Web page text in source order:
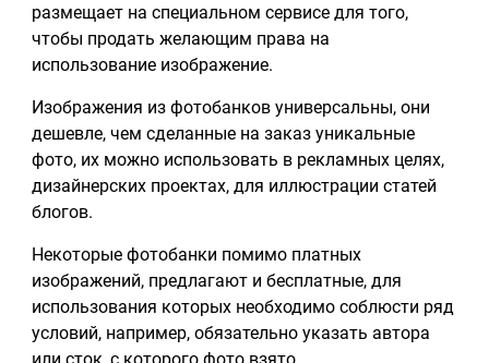
размещает на специальном сервисе для того,
чтобы продать желающим права на
использование изображение.
Изображения из фотобанков универсальны, они
дешевле, чем сделанные на заказ уникальные
фото, их можно использовать в рекламных целях,
дизайнерских проектах, для иллюстрации статей
блогов.
Некоторые фотобанки помимо платных
изображений, предлагают и бесплатные, для
использования которых необходимо соблюсти ряд
условий, например, обязательно указать автора